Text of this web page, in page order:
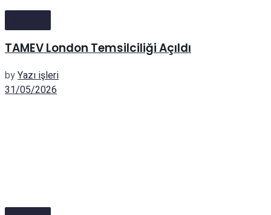
TAMEV London Temsilciliği Açıldı
byYazı işleri
31/05/2026